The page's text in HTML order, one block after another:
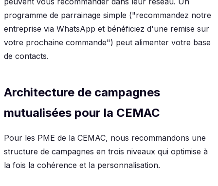
programme de parrainage simple ("recommandez notre
entreprise via WhatsApp et bénéficiez d'une remise sur
votre prochaine commande") peut alimenter votre base
de contacts.
Architecture de campagnes
mutualisées pour la CEMAC
Pour les PME de la CEMAC, nous recommandons une
structure de campagnes en trois niveaux qui optimise à
la fois la cohérence et la personnalisation.